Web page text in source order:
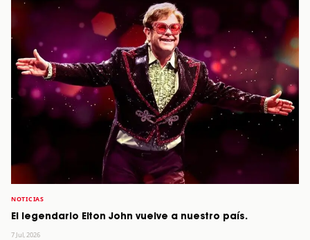
NOTICIAS
El legendario Elton John vuelve a nuestro país.
7 Jul, 2026